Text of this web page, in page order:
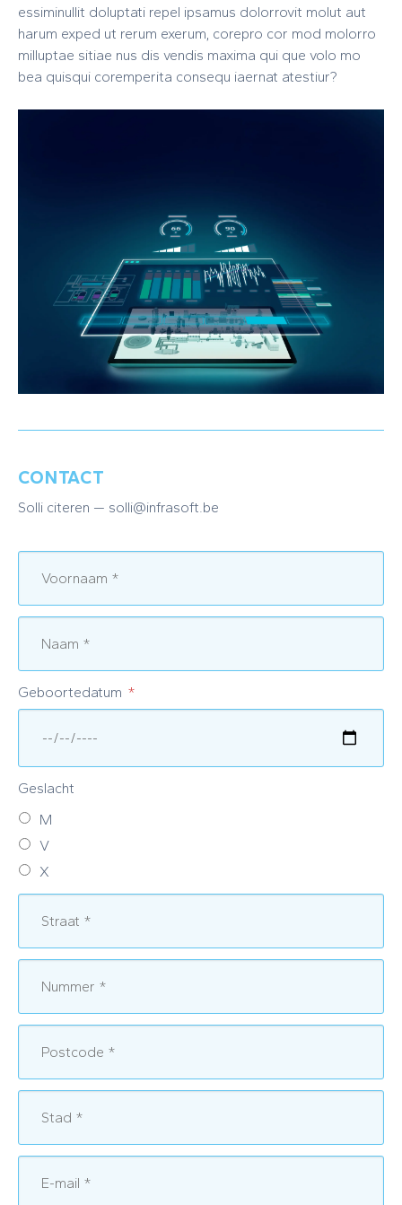
essiminullit doluptati repel ipsamus dolorrovit molut aut
harum exped ut rerum exerum, corepro cor mod molorro
milluptae sitiae nus dis vendis maxima qui que volo mo
bea quisqui coremperita consequ iaernat atestiur?
CONTACT
Solli citeren — solli@infrasoft.be
Geboortedatum
Geslacht
M
V
X